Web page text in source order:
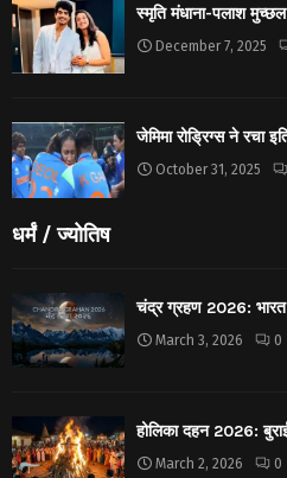
स्मृति मंधाना-पलाश मुच्छल
December 7, 2025
जेमिमा रोड्रिग्स ने रचा
October 31, 2025
धर्मं / ज्योतिष
चंद्र ग्रहण 2026: भारत
March 3, 2026 0
होलिका दहन 2026:
March 2, 2026 0